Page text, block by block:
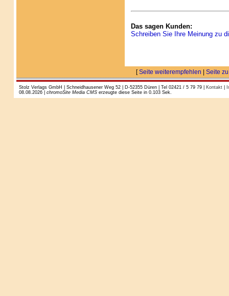
Das sagen Kunden:
Schreiben Sie Ihre Meinung zu
[Seite weiterempfehlen Seite
Stolz Verlags GmbH | Schneidhausener Weg 52 | D-52355 Düren | Tel 02421 / 5 79 79 | Kontakt|
08.08.2026 | chromoSite Media CMSerzeugte diese Seite in 0.103 Sek.